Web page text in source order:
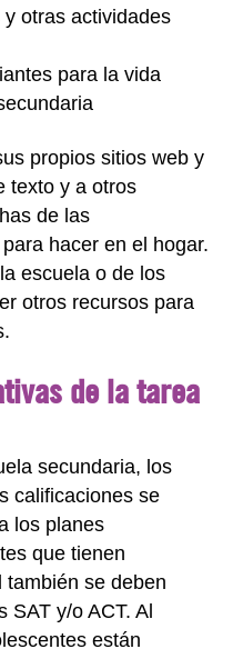
y otras actividades
para la vida
propios sitios web y
texto y a otros
de las
hacer en el hogar.
escuela o de los
otros recursos para
de la tarea
secundaria, los
calificaciones se
los planes
que tienen
también se deben
SAT y/o ACT. Al
están